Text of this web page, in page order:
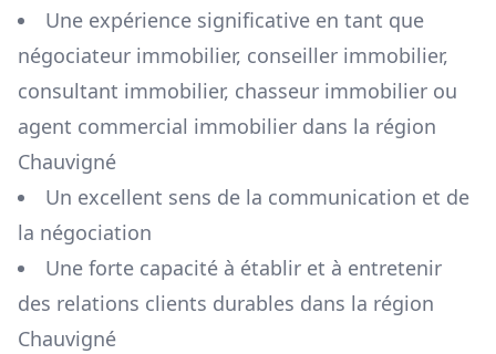
Une expérience significative en tant que
négociateur immobilier, conseiller immobilier,
consultant immobilier, chasseur immobilier ou
agent commercial immobilier dans la région
Chauvigné
Un excellent sens de la communication et de
la négociation
Une forte capacité à établir et à entretenir
des relations clients durables dans la région
Chauvigné